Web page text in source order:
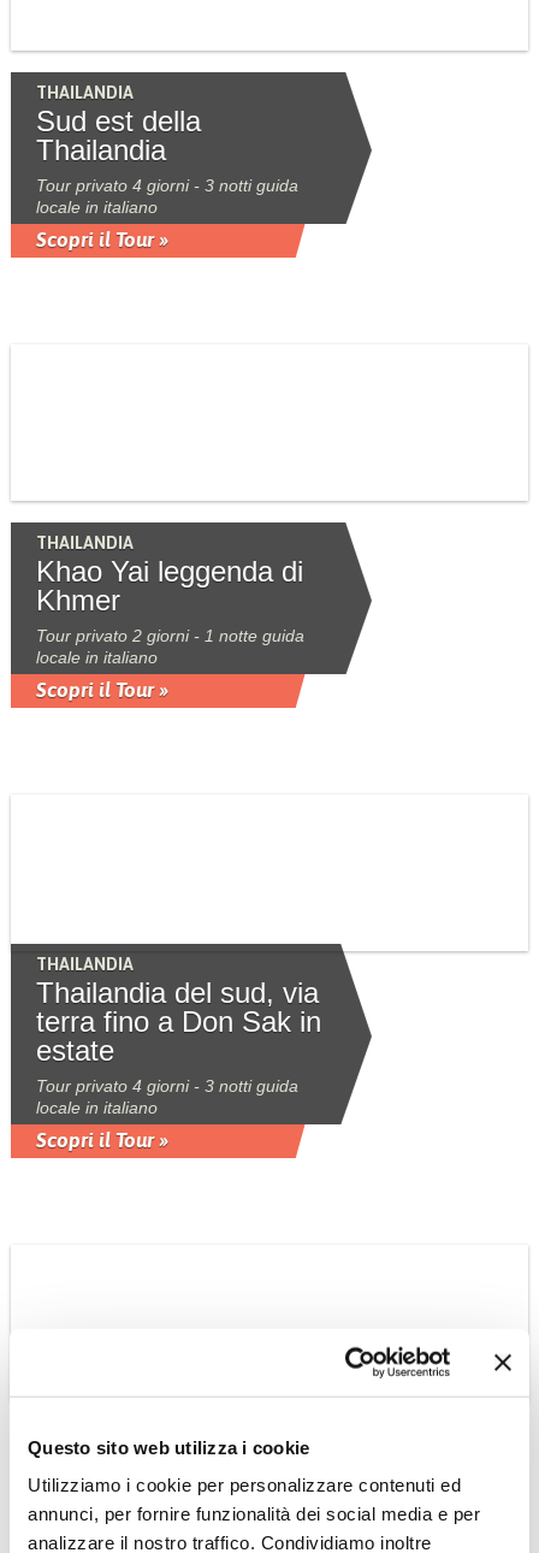
Questo sito web utilizza i cookie
Utilizziamo i cookie per personalizzare contenuti ed
annunci, per fornire funzionalità dei social media e per
analizzare il nostro traffico. Condividiamo inoltre
THAILANDIA
Sud est della
Thailandia
Tour privato 4 giorni - 3 notti guida
locale in italiano
Scopri il Tour »
THAILANDIA
Khao Yai leggenda di
Khmer
Tour privato 2 giorni - 1 notte guida
locale in italiano
Scopri il Tour »
THAILANDIA
Thailandia del sud, via
terra fino a Don Sak in
estate
Tour privato 4 giorni - 3 notti guida
locale in italiano
Scopri il Tour »
Thailandia del sud, via
terra fino a Phuket
inverno
Tour privato 4 giorni - 3 notti guida